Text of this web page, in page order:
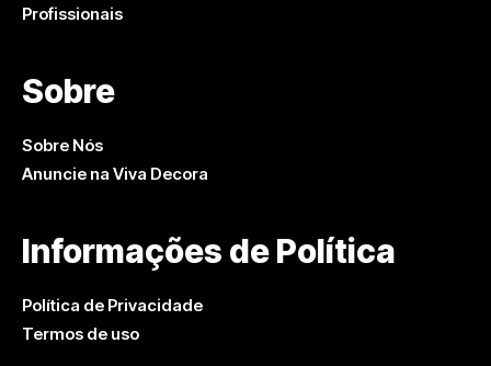
Profissionais
Sobre
Sobre Nós
Anuncie na Viva Decora
Informações de Política
Política de Privacidade
Termos de uso